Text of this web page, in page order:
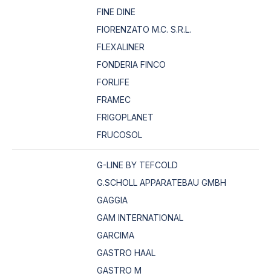
FINE DINE
FIORENZATO M.C. S.R.L.
FLEXALINER
FONDERIA FINCO
FORLIFE
FRAMEC
FRIGOPLANET
FRUCOSOL
G-LINE BY TEFCOLD
G.SCHOLL APPARATEBAU GMBH
GAGGIA
GAM INTERNATIONAL
GARCIMA
GASTRO HAAL
GASTRO M